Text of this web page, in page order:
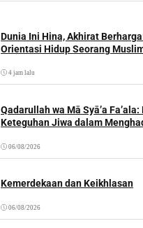
Dunia Ini Hina, Akhirat
Orientasi Hidup Seorang
4 jam lalu
Qadarullah wa Mā Syā’a
Keteguhan Jiwa dalam
06/08/2026
Kemerdekaan dan Keikhlasan
06/08/2026